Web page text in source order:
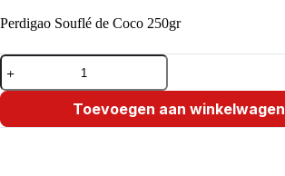
Perdigao Souflé de Coco 250gr
Perdigao
Souflé
de
250gr
Toevoegen aan winkelwagen